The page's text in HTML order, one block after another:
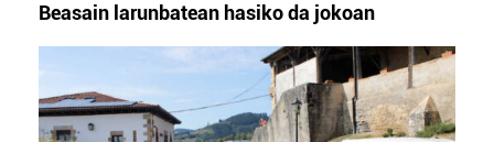
Beasain larunbatean hasiko da jokoan